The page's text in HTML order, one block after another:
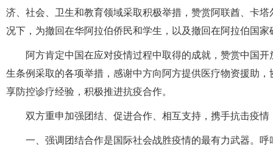
济、社会、卫生和教育领域采取积极举措，赞赏阿联酋、卡
况下，为撤回在华阿拉伯侨民和学生，以及撤回在阿拉伯国
阿方肯定中国在应对疫情过程中取得的成就，赞赏中国
生条例采取的各项举措，感谢中方向阿方提供医疗物资援助
享防控诊疗经验，积极推进抗疫合作。
双方重申加强团结、促进合作、相互支持，携手抗击疫
一、强调团结合作是国际社会战胜疫情的最有力武器。